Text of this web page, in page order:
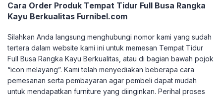
Cara Order Produk Tempat Tidur Full Busa Rangka
Kayu Berkualitas Furnibel.com
Silahkan Anda langsung menghubungi nomor kami yang sudah
tertera dalam website kami ini untuk memesan Tempat Tidur
Full Busa Rangka Kayu Berkualitas, atau di bagian bawah pojok
“icon melayang”. Kami telah menyediakan beberapa cara
pemesanan serta pembayaran agar pembeli dapat mudah
untuk mendapatkan furniture yang diinginkan. Perihal proses